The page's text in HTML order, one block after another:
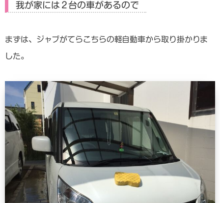
我が家には２台の車があるので
まずは、ジャブがてらこちらの軽自動車から取り掛かりま
した。